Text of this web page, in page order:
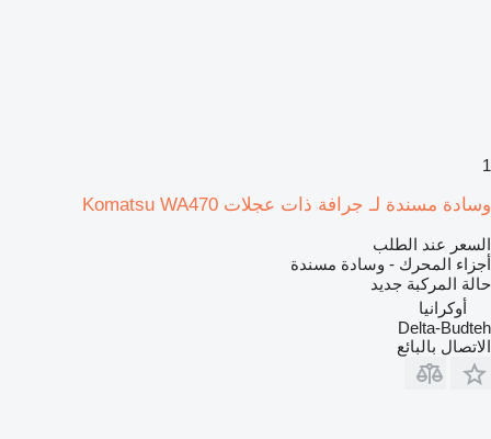
1
وسادة مسندة لـ جرافة ذات عجلات Komatsu WA470
السعر عند الطلب
أجزاء المحرك - وسادة مسندة
حالة المركبة جديد
أوكرانيا
Delta-Budteh
الاتصال بالبائع